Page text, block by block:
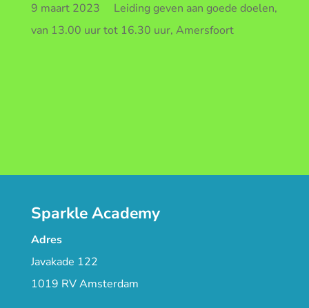
9 maart 2023 Leiding geven aan goede doelen,
van 13.00 uur tot 16.30 uur, Amersfoort
Sparkle Academy
Adres
Javakade 122
1019 RV Amsterdam